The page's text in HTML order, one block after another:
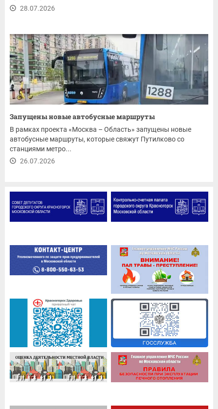
28.07.2026
Запущены новые автобусные маршруты
В рамках проекта «Москва – Область» запущены новые
автобусные маршруты, которые свяжут Путилково со
станциями метро...
26.07.2026